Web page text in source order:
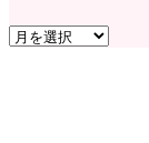
ア